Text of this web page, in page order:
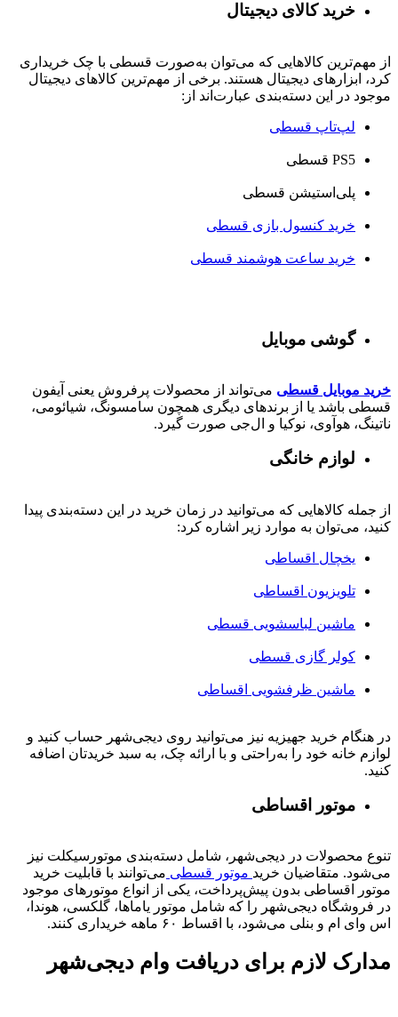
خرید کالای دیجیتال
از مهم‌ترین کالاهایی که می‌توان به‌صورت قسطی با چک خریداری
کرد، ابزارهای دیجیتال هستند. برخی از مهم‌ترین کالاهای دیجیتال
موجود در این دسته‌بندی عبارت‌اند از:
لپ‌تاپ قسطی
PS5 قسطی
پلی‌استیشن قسطی
خرید کنسول بازی قسطی
خرید ساعت هوشمند قسطی
گوشی موبایل
خرید موبایل قسطی می‌تواند از محصولات پرفروش یعنی آیفون
قسطی باشد یا از برندهای دیگری همچون سامسونگ، شیائومی،
ناتینگ، هوآوی، نوکیا و ال‌جی صورت گیرد.
لوازم خانگی
از جمله کالاهایی که می‌توانید در زمان خرید در این دسته‌بندی پیدا
کنید، می‌توان به موارد زیر اشاره کرد:
یخچال اقساطی
تلویزیون اقساطی
ماشین لباسشویی قسطی
کولر گازی قسطی
ماشین ظرفشویی اقساطی
در هنگام خرید جهیزیه نیز می‌توانید روی دیجی‌شهر حساب کنید و
لوازم خانه خود را به‌راحتی و با ارائه چک، به سبد خریدتان اضافه
کنید.
موتور اقساطی
تنوع محصولات در دیجی‌شهر، شامل دسته‌بندی موتورسیکلت نیز
می‌شود. متقاضیان خرید موتور قسطی می‌توانند با قابلیت خرید
موتور اقساطی بدون پیش‌پرداخت، یکی از انواع موتورهای موجود
در فروشگاه دیجی‌شهر را که شامل موتور یاماها، گلکسی، هوندا،
اس وای ام و بنلی می‌شود، با اقساط ۶۰ ماهه خریداری کنند.
مدارک لازم برای دریافت وام دیجی‌شهر